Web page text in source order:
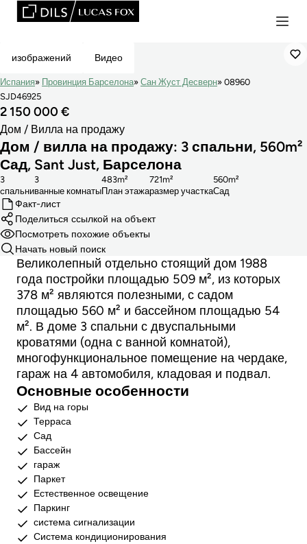
Эксклюзивная
изображений Видео
Испания Провинция Барселона Сан Жуст Десверн
08960
SJD46925
2 150 000 €
Дом / Вилла на продажу
Дом / вилла на продажу: 3 спальни, 560m²
Сад, Sant Just, Барселона
cпальни
3
ванные комнаты
3
План этажа
483m²
размер участка
721m²
Сад
560m²
Факт-лист
Поделиться ссылкой на объект
Посмотреть похожие объекты
Начать новый поиск
Великолепный отдельно стоящий дом 1988
года постройки площадью 509 м², из которых
378 м² являются полезными, с садом
площадью 560 м² и бассейном площадью 54
м². В доме 3 спальни с двуспальными
кроватями (одна с ванной комнатой),
многофункциональное помещение на чердаке,
гараж на 4 автомобиля, кладовая и подвал.
Основные особенности
Вид на горы
Терраса
Сад
Бассейн
гараж
Паркет
Естественное освещение
Паркинг
система сигнализации
Система кондиционирования